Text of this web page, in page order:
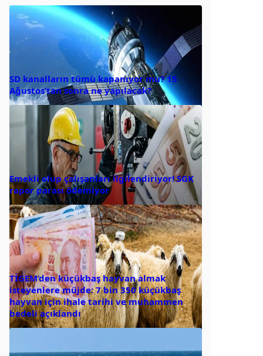
SD kanalların tümü kapanıyor mu? 15
Ağustos’tan sonra ne yapılacak?
Emekli olup çalışanları ilgilendiriyor! SGK
rapor parası ödemiyor
TİGEM’den küçükbaş hayvan almak
isteyenlere müjde: 7 bin 350 küçükbaş
hayvan için ihale tarihi ve muhammen
bedeli açıklandı